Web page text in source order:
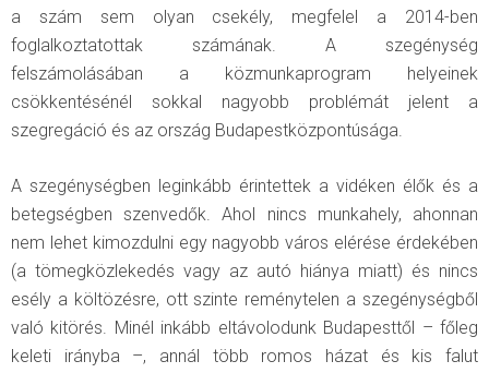
a szám sem olyan csekély, megfelel a 2014-ben
foglalkoztatottak számának. A szegénység
felszámolásában a közmunkaprogram helyeinek
csökkentésénél sokkal nagyobb problémát jelent a
szegregáció és az ország Budapestközpontúsága.
A szegénységben leginkább érintettek a vidéken élők és a
betegségben szenvedők. Ahol nincs munkahely, ahonnan
nem lehet kimozdulni egy nagyobb város elérése érdekében
(a tömegközlekedés vagy az autó hiánya miatt) és nincs
esély a költözésre, ott szinte reménytelen a szegénységből
való kitörés. Minél inkább eltávolodunk Budapesttől – főleg
keleti irányba –, annál több romos házat és kis falut